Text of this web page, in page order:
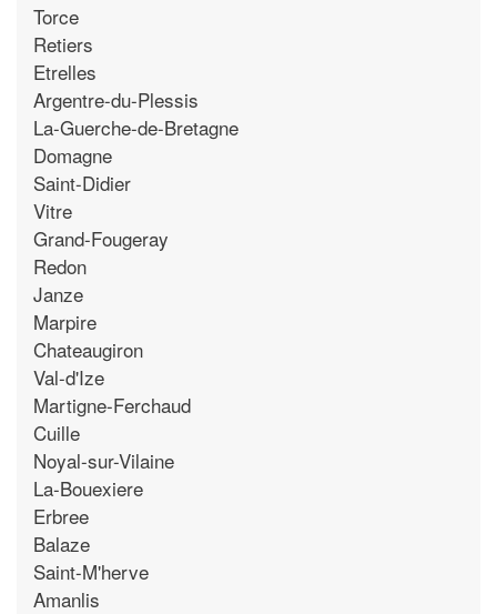
Torce
Retiers
Etrelles
Argentre-du-Plessis
La-Guerche-de-Bretagne
Domagne
Saint-Didier
Vitre
Grand-Fougeray
Redon
Janze
Marpire
Chateaugiron
Val-d'Ize
Martigne-Ferchaud
Cuille
Noyal-sur-Vilaine
La-Bouexiere
Erbree
Balaze
Saint-M'herve
Amanlis